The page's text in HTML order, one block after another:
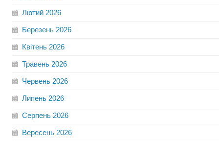
Лютий 2026
Березень 2026
Квітень 2026
Травень 2026
Червень 2026
Липень 2026
Серпень 2026
Вересень 2026